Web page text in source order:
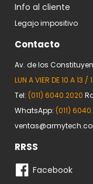
Info al cliente
Legajo impositivo
Contacto
Av. de los
LUN A VIER DE 10 A 13 /
Tel: (011) 6040.2020
WhatsApp: (011)
RRSS
Facebook